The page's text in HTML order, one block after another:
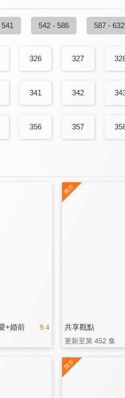
542 - 586 587 - 632
326 327
341 342
356 357
9.4
+婚前 共享觀點
更新至第 452 集